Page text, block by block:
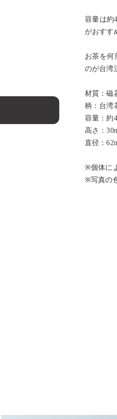
容量は約
がおすす
お茶を何
のが台湾
材質：磁
柄：台湾
容量：約
高さ：
直径：
※個体に
※写真の